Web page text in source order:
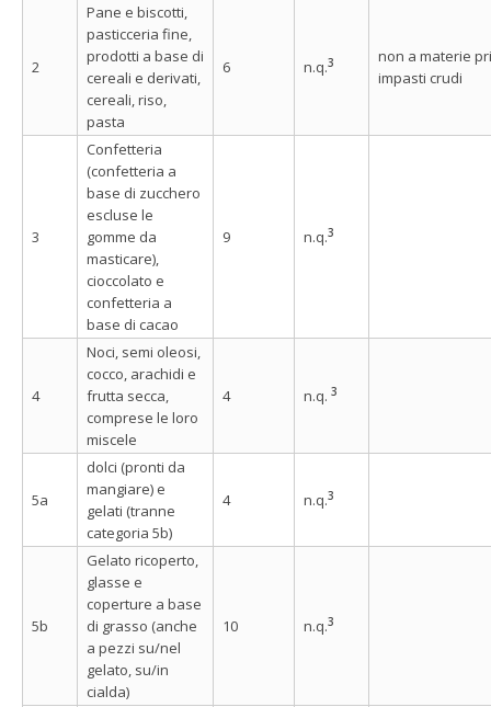
2
Pane e biscotti,
pasticceria fine,
prodotti a base di
cereali e derivati,
cereali, riso,
pasta
6 n.q.3
non a materie
impasti crudi
3
Confetteria
(confetteria a
base di zucchero
escluse le
gomme da
masticare),
cioccolato e
confetteria a
base di cacao
9 n.q.3
4
Noci, semi oleosi,
cocco, arachidi e
frutta secca,
comprese le loro
miscele
4 n.q. 3
5a
dolci (pronti da
mangiare) e
gelati (tranne
categoria 5b)
4 n.q.3
5b
Gelato ricoperto,
glasse e
coperture a base
di grasso (anche
a pezzi su/nel
gelato, su/in
cialda)
10 n.q.3